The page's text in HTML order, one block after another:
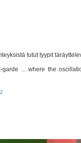
tutut tyypit
... where the